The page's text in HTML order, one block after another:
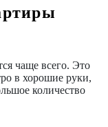
чаще всего. Это
в хорошие руки,
количество